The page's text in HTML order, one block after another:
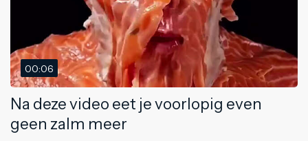
00:06
Na deze video eet je voorlopig even
geen zalm meer